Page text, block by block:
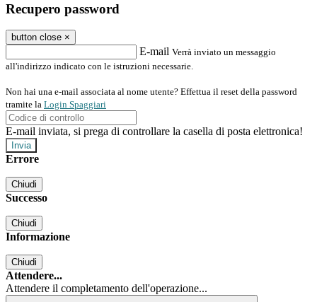
Recupero password
button close ×
E-mail Verrà inviato un messaggio
all'indirizzo indicato con le istruzioni necessarie.
Non hai una e-mail associata al nome utente? Effettua il reset della password
tramite la Login Spaggiari
E-mail inviata, si prega di controllare la casella di posta elettronica!
Errore
Chiudi
Successo
Chiudi
Informazione
Chiudi
Attendere...
Attendere il completamento dell'operazione...